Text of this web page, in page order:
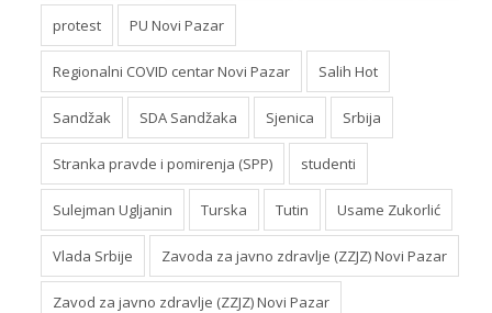
protest PU Novi Pazar
Regionalni COVID centar Novi Pazar Salih Hot
Sandžak SDA Sandžaka Sjenica Srbija
Stranka pravde i pomirenja (SPP) studenti
Sulejman Ugljanin Turska Tutin Usame Zukorlić
Vlada Srbije Zavoda za javno zdravlje (ZZJZ) Novi Pazar
Zavod za javno zdravlje (ZZJZ) Novi Pazar